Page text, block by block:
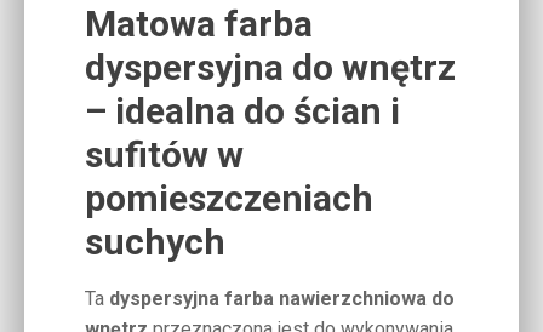
Matowa farba
dyspersyjna do wnętrz
– idealna do ścian i
sufitów w
pomieszczeniach
suchych
Ta dyspersyjna farba nawierzchniowa do